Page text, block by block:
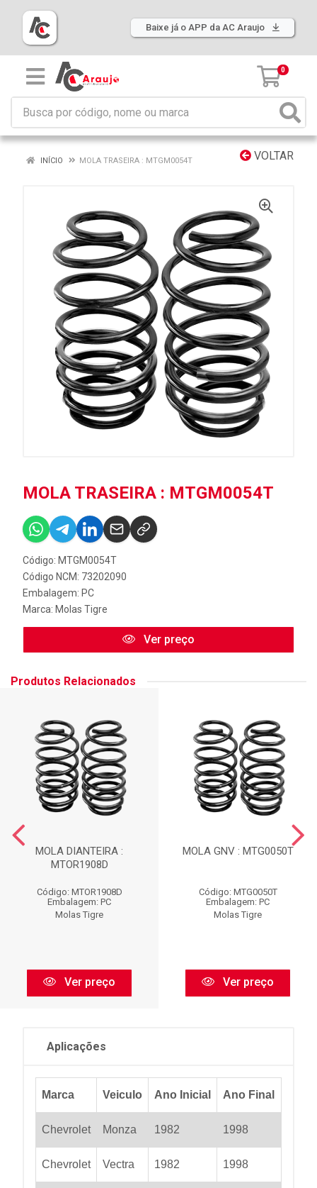
Baixe já o APP da AC Araujo
0
VOLTAR
INÍCIO MOLA TRASEIRA : MTGM0054T
MOLA TRASEIRA : MTGM0054T
Código: MTGM0054T
Código NCM: 73202090
Embalagem: PC
Marca: Molas Tigre
Ver preço
Produtos Relacionados
MOLA DIANTEIRA :
MTOR1908D
Código: MTOR1908D
Embalagem: PC
Molas Tigre
Ver preço
MOLA GNV : MTG0050T
Código: MTG0050T
Embalagem: PC
Molas Tigre
Ver preço
Aplicações
Marca Veiculo Ano Inicial Ano Final
Chevrolet Monza 1982 1998
Chevrolet Vectra 1982 1998